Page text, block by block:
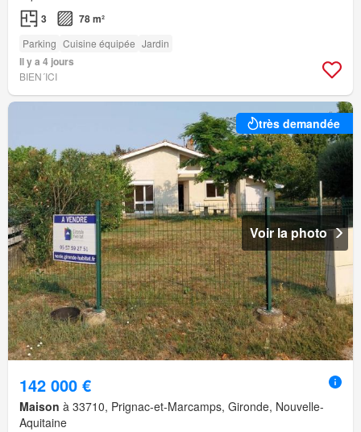
3 78 m²
Parking Cuisine équipée Jardin
Il y a 4 jours
BIEN´ICI
très demandée
Voir la photo
142 000 €
Maison à 33710, Prignac-et-Marcamps, Gironde, Nouvelle-
Aquitaine